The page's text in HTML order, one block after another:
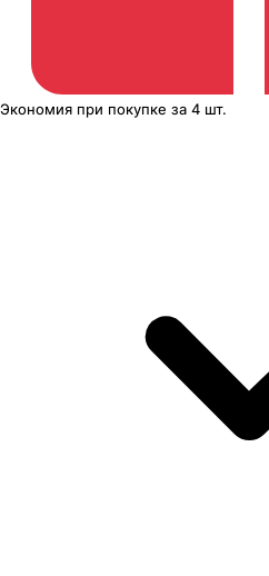
Экономия при покупке за 4 шт.